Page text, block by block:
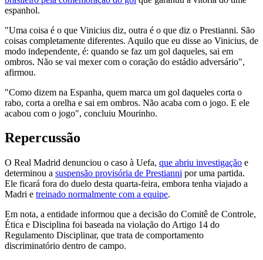
espanhol.
"Uma coisa é o que Vinicius diz, outra é o que diz o Prestianni. São
coisas completamente diferentes. Aquilo que eu disse ao Vinicius, de
modo independente, é: quando se faz um gol daqueles, sai em
ombros. Não se vai mexer com o coração do estádio adversário",
afirmou.
"Como dizem na Espanha, quem marca um gol daqueles corta o
rabo, corta a orelha e sai em ombros. Não acaba com o jogo. E ele
acabou com o jogo", concluiu Mourinho.
Repercussão
O Real Madrid denunciou o caso à Uefa, que abriu investigação e
determinou a suspensão provisória de Prestianni por uma partida.
Ele ficará fora do duelo desta quarta-feira, embora tenha viajado a
Madri e treinado normalmente com a equipe.
Em nota, a entidade informou que a decisão do Comitê de Controle,
Ética e Disciplina foi baseada na violação do Artigo 14 do
Regulamento Disciplinar, que trata de comportamento
discriminatório dentro de campo.